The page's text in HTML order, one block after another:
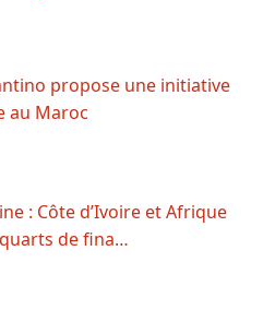
propose une initiative
au Maroc
: Côte d’Ivoire et Afrique
de fina…